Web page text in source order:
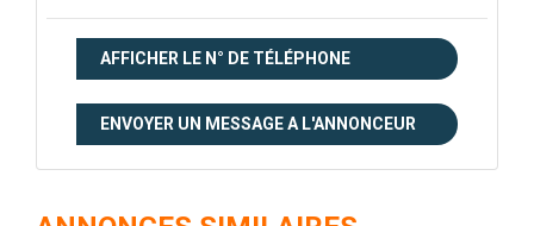
AFFICHER LE N° DE TÉLÉPHONE
ENVOYER UN MESSAGE A L'ANNONCEUR